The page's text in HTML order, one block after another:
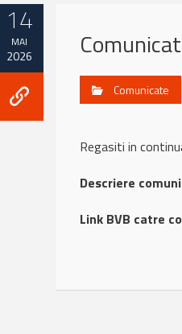
14
MAI
2026
Comunicate
Regasiti in
Descriere
Link BVB catre